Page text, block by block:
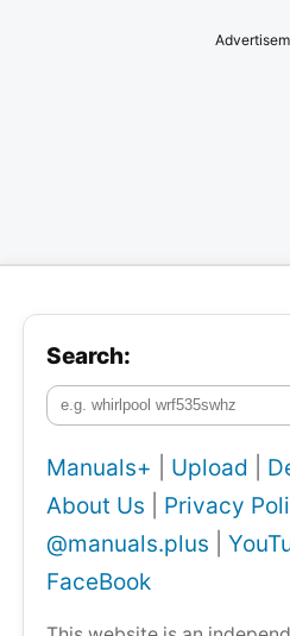
Search:
Manuals+ Upload
About Us
Privacy
@manuals.plus
FaceBook